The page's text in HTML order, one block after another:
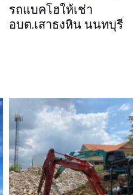
รถแบคโฮให้เช่า
อบต.เสาธงหิน นนทบุรี